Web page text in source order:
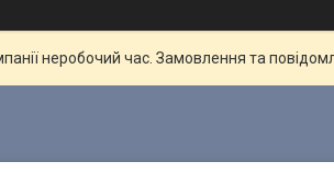
неробочий час. Замовлення та